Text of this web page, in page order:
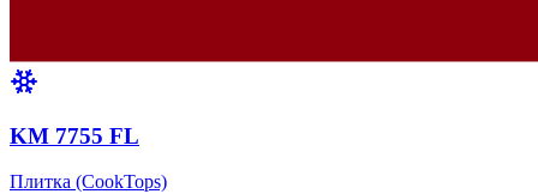
KM 7755 FL
Плитка (CookTops)